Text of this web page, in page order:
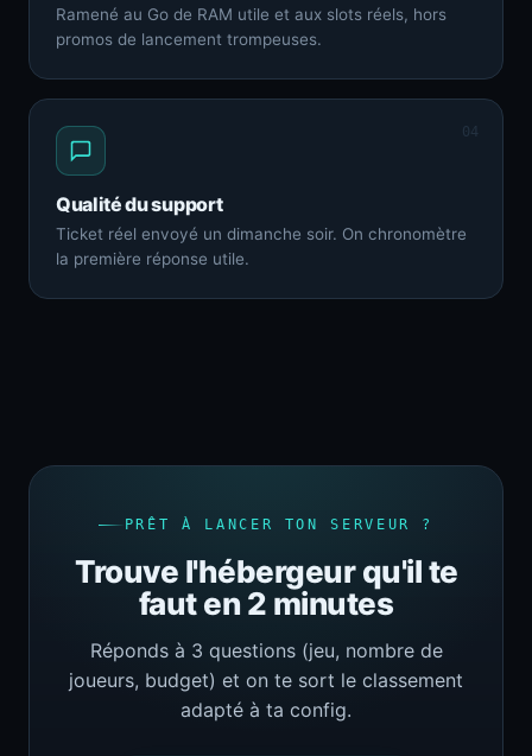
Ramené au Go de RAM utile et aux slots réels, hors
promos de lancement trompeuses.
04
Qualité du support
Ticket réel envoyé un dimanche soir. On chronomètre
la première réponse utile.
PRÊT À LANCER TON SERVEUR ?
Trouve l'hébergeur qu'il te
faut en 2 minutes
Réponds à 3 questions (jeu, nombre de
joueurs, budget) et on te sort le classement
adapté à ta config.